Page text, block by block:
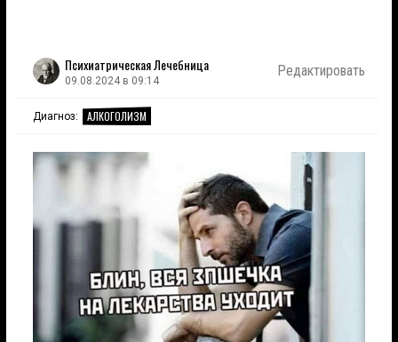
Психиатрическая Лечебница
09.08.2024 в 09:14
Редактировать
Диагноз: АЛКОГОЛИЗМ